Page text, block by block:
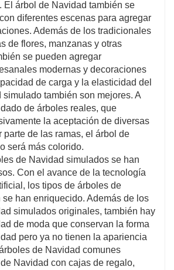
El árbol de Navidad también se
diferentes escenas para agregar
Además de los tradicionales
de flores, manzanas y otras
se pueden agregar
modernas y decoraciones
de carga y la elasticidad del
también son mejores. A
de árboles reales, que
la aceptación de diversas
parte de las ramas, el árbol de
será más colorido.
de Navidad simulados se han
Con el avance de la tecnología
los tipos de árboles de
se han enriquecido. Además de los
simulados originales, también hay
de moda que conservan la forma
pero ya no tienen la apariencia
de Navidad comunes
Navidad con cajas de regalo,